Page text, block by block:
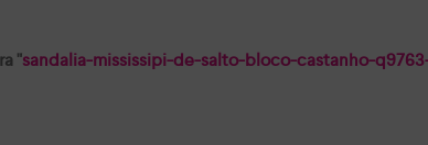
"sandalia-mississipi-de-salto-bloco-castanho-